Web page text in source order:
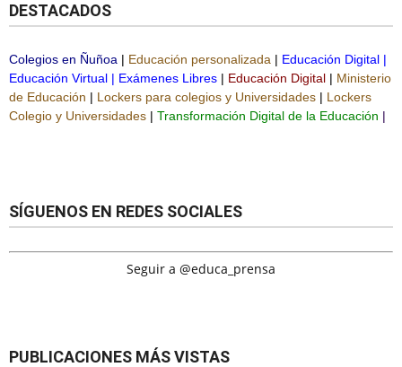
DESTACADOS
Colegios en Ñuñoa | Educación personalizada | Educación Digital |
Educación Virtual | Exámenes Libres | Educación Digital | Ministerio
de Educación | Lockers para colegios y Universidades | Lockers
Colegio y Universidades | Transformación Digital de la Educación |
SÍGUENOS EN REDES SOCIALES
Seguir a @educa_prensa
PUBLICACIONES MÁS VISTAS